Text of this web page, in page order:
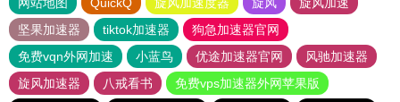
网站地图 QuickQ 旋风加速度器 旋风
旋风加速
坚果加速器
tiktok加速器
狗急加速器官网
免费vqn外网加速
小蓝鸟 优途加速器官网
风驰加速器
旋风加速器
八戒看书
免费vps加速器外网苹果版